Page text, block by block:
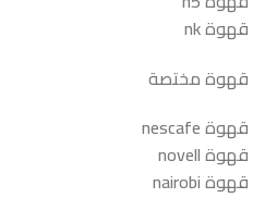
قهوة nk
قهوة مختصة
قهوة nescafe
قهوة novell
قهوة nairobi